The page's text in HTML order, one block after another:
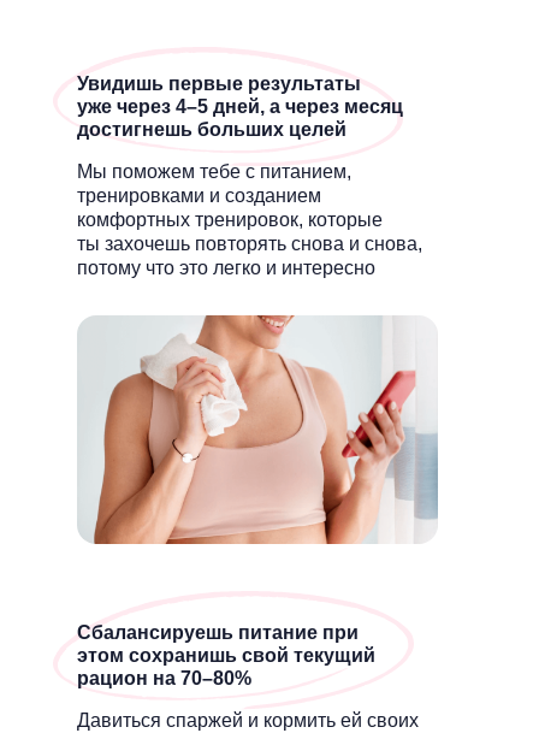
Сбалансируешь питание при
этом сохранишь свой текущий
рацион на 70–80%
Давиться спаржей и кормить ей своих
Увидишь первые результаты
уже через 4–5 дней, а через месяц
достигнешь больших целей
Мы поможем тебе с питанием,
тренировками и созданием
комфортных тренировок, которые
ты захочешь повторять снова и снова,
потому что это легко и интересно